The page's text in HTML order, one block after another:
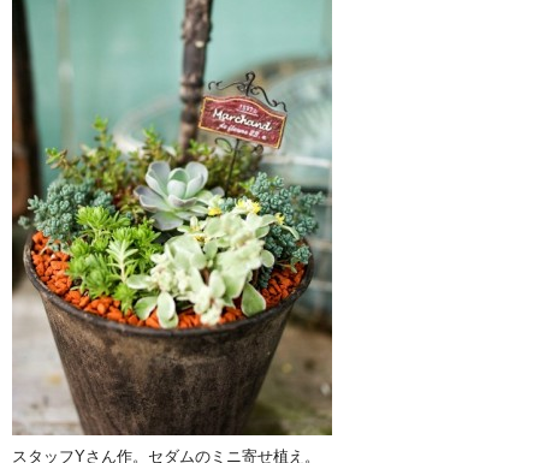
スタッフYさん作。セダムのミニ寄せ植え。